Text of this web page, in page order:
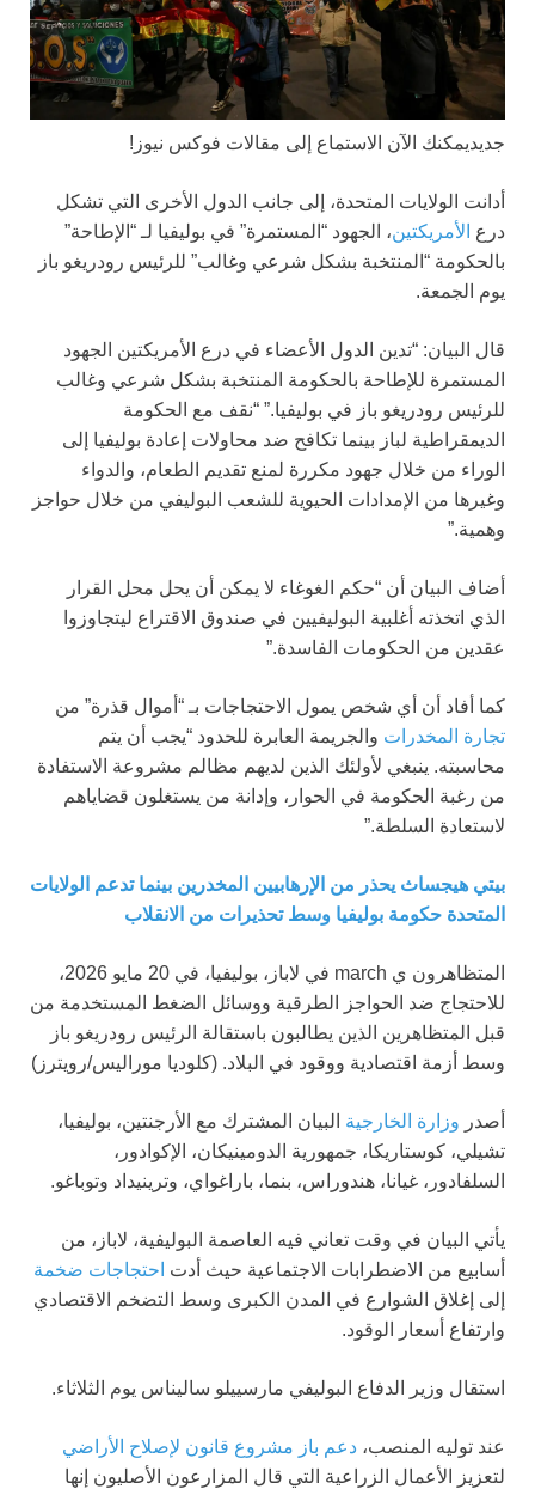
جديديمكنك الآن الاستماع إلى مقالات فوكس نيوز!
أدانت الولايات المتحدة، إلى جانب الدول الأخرى التي تشكل
درع الأمريكتين، الجهود “المستمرة” في بوليفيا لـ “الإطاحة”
بالحكومة “المنتخبة بشكل شرعي وغالب” للرئيس رودريغو باز
يوم الجمعة.
قال البيان: “تدين الدول الأعضاء في درع الأمريكتين الجهود
المستمرة للإطاحة بالحكومة المنتخبة بشكل شرعي وغالب
للرئيس رودريغو باز في بوليفيا.” “نقف مع الحكومة
الديمقراطية لباز بينما تكافح ضد محاولات إعادة بوليفيا إلى
الوراء من خلال جهود مكررة لمنع تقديم الطعام، والدواء
وغيرها من الإمدادات الحيوية للشعب البوليفي من خلال حواجز
وهمية.”
أضاف البيان أن “حكم الغوغاء لا يمكن أن يحل محل القرار
الذي اتخذته أغلبية البوليفيين في صندوق الاقتراع ليتجاوزوا
عقدين من الحكومات الفاسدة.”
كما أفاد أن أي شخص يمول الاحتجاجات بـ “أموال قذرة” من
تجارة المخدرات والجريمة العابرة للحدود “يجب أن يتم
محاسبته. ينبغي لأولئك الذين لديهم مظالم مشروعة الاستفادة
من رغبة الحكومة في الحوار، وإدانة من يستغلون قضاياهم
لاستعادة السلطة.”
بيتي هيجساث يحذر من الإرهابيين المخدرين بينما تدعم الولايات
المتحدة حكومة بوليفيا وسط تحذيرات من الانقلاب
المتظاهرون ي march في لاباز، بوليفيا، في 20 مايو 2026،
للاحتجاج ضد الحواجز الطرقية ووسائل الضغط المستخدمة من
قبل المتظاهرين الذين يطالبون باستقالة الرئيس رودريغو باز
وسط أزمة اقتصادية ووقود في البلاد. (كلوديا موراليس/رويترز)
أصدر وزارة الخارجية البيان المشترك مع الأرجنتين، بوليفيا،
تشيلي، كوستاريكا، جمهورية الدومينيكان، الإكوادور،
السلفادور، غيانا، هندوراس، بنما، باراغواي، وترينيداد وتوباغو.
يأتي البيان في وقت تعاني فيه العاصمة البوليفية، لاباز، من
أسابيع من الاضطرابات الاجتماعية حيث أدت احتجاجات ضخمة
إلى إغلاق الشوارع في المدن الكبرى وسط التضخم الاقتصادي
وارتفاع أسعار الوقود.
استقال وزير الدفاع البوليفي مارسييلو ساليناس يوم الثلاثاء.
عند توليه المنصب، دعم باز مشروع قانون لإصلاح الأراضي
لتعزيز الأعمال الزراعية التي قال المزارعون الأصليون إنها